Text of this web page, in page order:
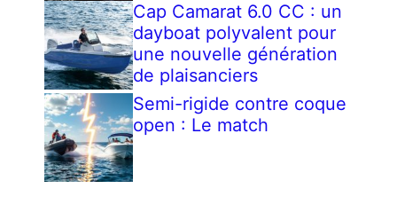
Cap Camarat 6.0 CC : un
dayboat polyvalent pour
une nouvelle génération
de plaisanciers
Semi-rigide contre coque
open : Le match